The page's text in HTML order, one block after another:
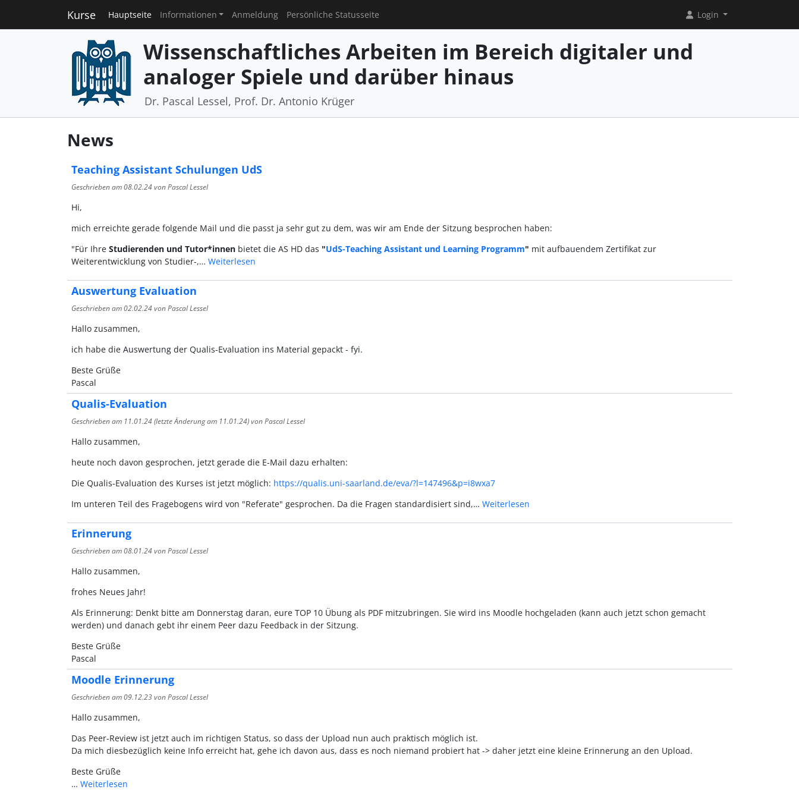
Kurse Hauptseite Informationen Anmeldung Persönliche Statusseite Login
Wissenschaftliches Arbeiten im Bereich digitaler und
analoger Spiele und darüber hinaus
Dr. Pascal Lessel, Prof. Dr. Antonio Krüger
News
Teaching Assistant Schulungen UdS
Geschrieben am08.02.24von Pascal Lessel
Hi,
mich erreichte gerade folgende Mail und die passt ja sehr gut zu dem, was wir am Ende der Sitzung besprochen haben:
"Für Ihre Studierenden und Tutor*innenbietet die AS HD das "UdS-Teaching Assistant und Learning Programm" mit aufbauendem Zertifikat zur
Weiterentwicklung von Studier-,… Weiterlesen
Auswertung Evaluation
Geschrieben am02.02.24von Pascal Lessel
Hallo zusammen,
ich habe die Auswertung der Qualis-Evaluation ins Material gepackt - fyi.
Beste Grüße
Pascal
Qualis-Evaluation
Geschrieben am 11.01.24(letzte Änderung am 11.01.24) von Pascal Lessel
Hallo zusammen,
heute noch davon gesprochen, jetzt gerade die E-Mail dazu erhalten:
Die Qualis-Evaluation des Kurses ist jetzt möglich: https://qualis.uni-saarland.de/eva/?l=147496&p=i8wxa7
Im unteren Teil des Fragebogens wird von "Referate" gesprochen. Da die Fragen standardisiert sind,… Weiterlesen
Erinnerung
Geschrieben am08.01.24von Pascal Lessel
Hallo zusammen,
frohes Neues Jahr!
Als Erinnerung: Denkt bitte am Donnerstag daran, eure TOP 10 Übung als PDF mitzubringen. Sie wird ins Moodle hochgeladen (kann auch jetzt schon gemacht
werden) und danach gebt ihr einem Peer dazu Feedback in der Sitzung.
Beste Grüße
Pascal
Moodle Erinnerung
Geschrieben am09.12.23von Pascal Lessel
Hallo zusammen,
Das Peer-Review ist jetzt auch im richtigen Status, so dass der Upload nun auch praktisch möglich ist.
Da mich diesbezüglich keine Info erreicht hat, gehe ich davon aus, dass es noch niemand probiert hat -> daher jetzt eine kleine Erinnerung an den Upload.
Beste Grüße
… Weiterlesen